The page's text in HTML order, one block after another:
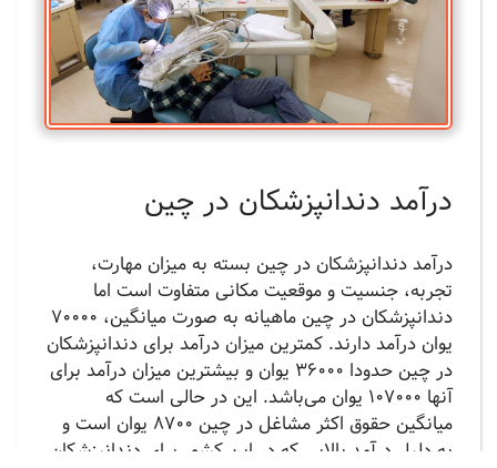
درآمد دندانپزشکان در چین
درآمد دندانپزشکان در چین بسته به میزان مهارت،
تجربه، جنسیت و موقعیت مکانی متفاوت است اما
دندانپزشکان در چین ماهیانه به صورت میانگین، 70000
یوان درآمد دارند. کمترین میزان درآمد برای دندانپزشکان
در چین حدودا 36000 یوان و بیشترین میزان درآمد برای
آنها 107000 یوان می‌باشد. این در حالی است که
میانگین حقوق اکثر مشاغل در چین 8700 یوان است و
به دلیل درآمد بالایی که در این کشور برای دندانپزشکان